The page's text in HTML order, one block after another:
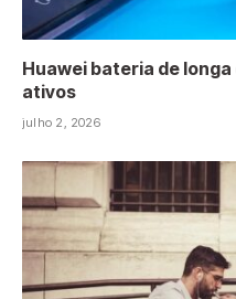
Huawei bateria de
ativos
julho 2, 2026